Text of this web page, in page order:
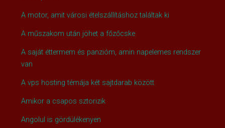
A motor, amit városi ételszállításhoz találtak ki
A műszakom után jöhet a főzőcske
A saját éttermem és panzióm, amin napelemes rendszer
van
A vps hosting témája két sajtdarab között
Amikor a csapos sztorizik
Angolul is gördülékenyen